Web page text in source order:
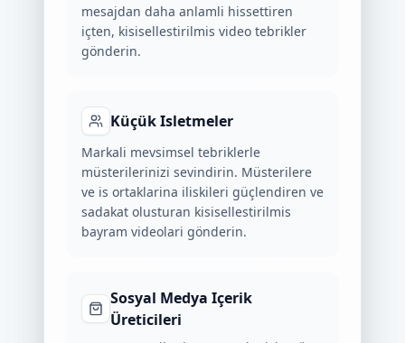
mesajdan daha anlamli hissettiren
içten, kisisellestirilmis video tebrikler
gönderin.
Küçük Isletmeler
Markali mevsimsel tebriklerle
müsterilerinizi sevindirin. Müsterilere
ve is ortaklarina iliskileri güçlendiren ve
sadakat olusturan kisisellestirilmis
bayram videolari gönderin.
Sosyal Medya Içerik
Üreticileri